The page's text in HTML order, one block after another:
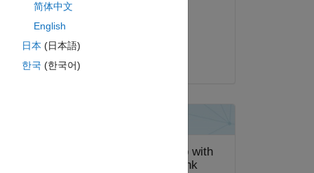
採用済み:
简体中文
English
日本 (日本語)
한국 (한국어)